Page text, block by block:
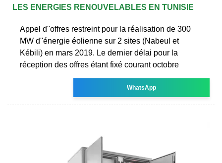
LES ENERGIES RENOUVELABLES EN TUNISIE
Appel d''offres restreint pour la réalisation de 300
MW d''énergie éolienne sur 2 sites (Nabeul et
Kébili) en mars 2019. Le dernier délai pour la
réception des offres étant fixé courant octobre
WhatsApp